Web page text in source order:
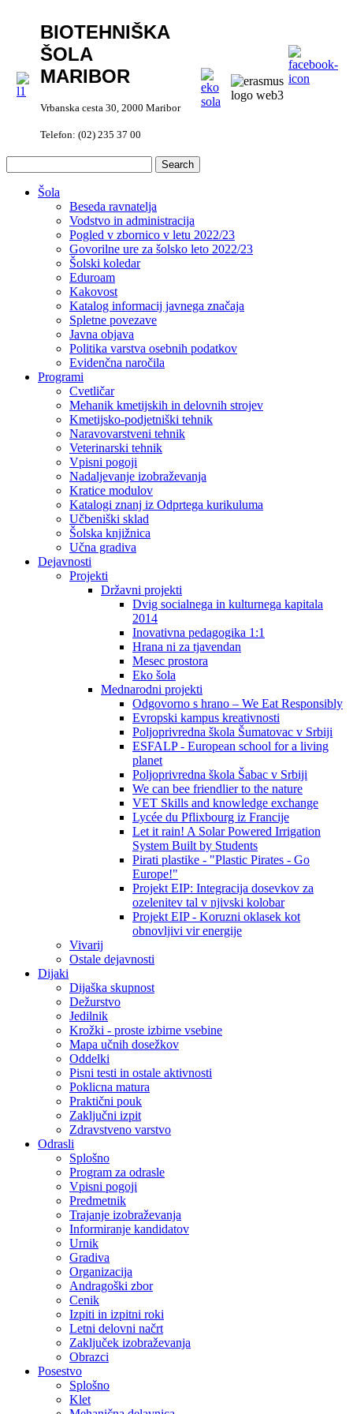
BIOTEHNIŠKA
ŠOLA
MARIBOR
Vrbanska cesta 30, 2000 Maribor
Telefon: (02) 235 37 00
Šola
Beseda ravnatelja
Vodstvo in administracija
Pogled v zbornico v letu 2022/23
Govorilne ure za šolsko leto 2022/23
Šolski koledar
Eduroam
Kakovost
Katalog informacij javnega značaja
Spletne povezave
Javna objava
Politika varstva osebnih podatkov
Evidenčna naročila
Programi
Cvetličar
Mehanik kmetijskih in delovnih strojev
Kmetijsko-podjetniški tehnik
Naravovarstveni tehnik
Veterinarski tehnik
Vpisni pogoji
Nadaljevanje izobraževanja
Kratice modulov
Katalogi znanj iz Odprtega kurikuluma
Učbeniški sklad
Šolska knjižnica
Učna gradiva
Dejavnosti
Projekti
Državni projekti
Dvig socialnega in kulturnega kapitala
2014
Inovativna pedagogika 1:1
Hrana ni za tjavendan
Mesec prostora
Eko šola
Mednarodni projekti
Odgovorno s hrano – We Eat Responsibly
Evropski kampus kreativnosti
Poljoprivredna škola Šumatovac v Srbiji
ESFALP - European school for a living
planet
Poljoprivredna škola Šabac v Srbiji
We can bee friendlier to the nature
VET Skills and knowledge exchange
Lycée du Pflixbourg iz Francije
Let it rain! A Solar Powered Irrigation
System Built by Students
Pirati plastike - "Plastic Pirates - Go
Europe!"
Projekt EIP: Integracija dosevkov za
ozelenitev tal v njivski kolobar
Projekt EIP - Koruzni oklasek kot
obnovljivi vir energije
Vivarij
Ostale dejavnosti
Dijaki
Dijaška skupnost
Dežurstvo
Jedilnik
Krožki - proste izbirne vsebine
Mapa učnih dosežkov
Oddelki
Pisni testi in ostale aktivnosti
Poklicna matura
Praktični pouk
Zaključni izpit
Zdravstveno varstvo
Odrasli
Splošno
Program za odrasle
Vpisni pogoji
Predmetnik
Trajanje izobraževanja
Informiranje kandidatov
Urnik
Gradiva
Organizacija
Andragoški zbor
Cenik
Izpiti in izpitni roki
Letni delovni načrt
Zaključek izobraževanja
Obrazci
Posestvo
Splošno
Klet